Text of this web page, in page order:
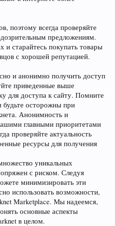
поэтому всегда проверяйте
предложениям.
и старайтесь покупать товары
с хорошей репутацией.
и анонимно получить доступ
приведенные выше
для доступа к сайту. Помните
осторожны при
Анонимность и
главными приоритетами
проверяйте актуальность
ресурсы для получения
уникальных
с риском. Следуя
минимизировать эти
использовать возможности,
Marketplace. Мы надеемся,
основные аспекты
в целом.